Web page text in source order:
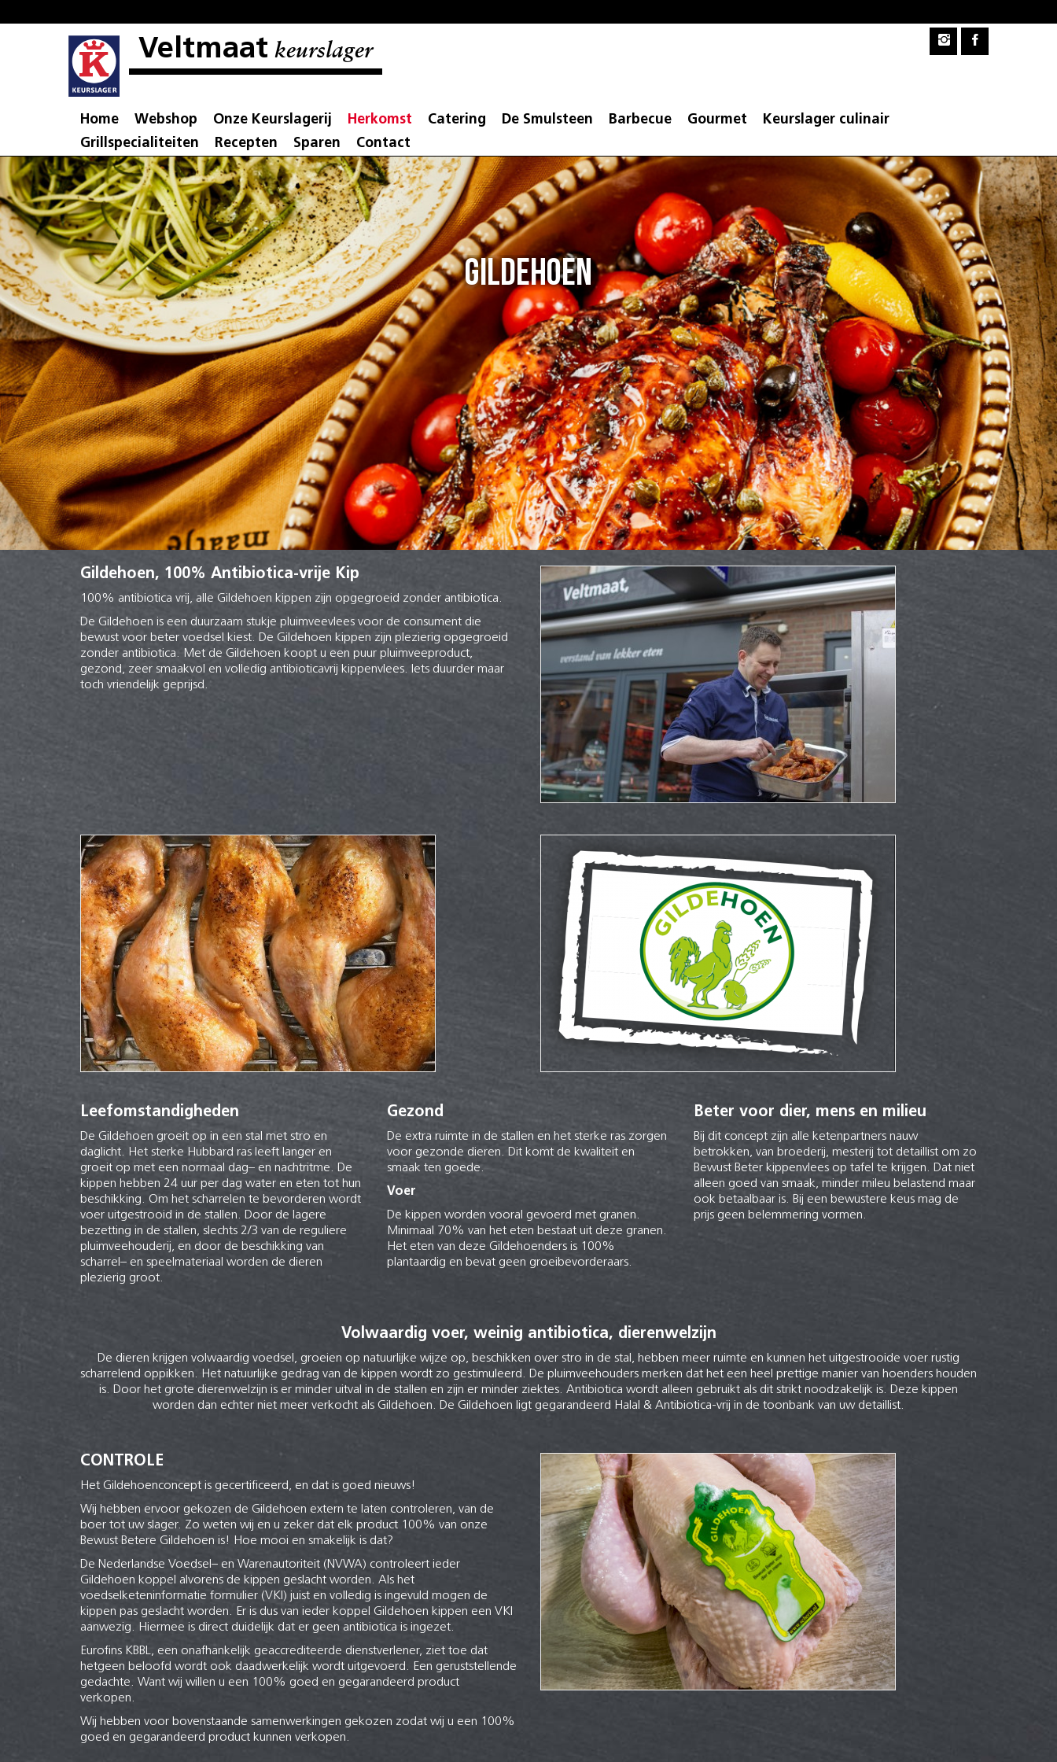
Veltmaat keurslager
Home Webshop Onze Keurslagerij Herkomst Catering De Smulsteen Barbecue Gourmet
Keurslager culinair
Grillspecialiteiten
Recepten Sparen Contact
Gildehoen
Gildehoen, 100% Antibiotica-vrije Kip
100% antibiotica vrij, alle Gildehoen kippen zijn opgegroeid zonder antibiotica.
De Gildehoen is een duurzaam stukje pluimveevlees voor de consument die
bewust voor beter voedsel kiest. De Gildehoen kippen zijn plezierig opgegroeid
zonder antibiotica. Met de Gildehoen koopt u een puur pluimveeproduct,
gezond, zeer smaakvol en volledig antibioticavrij kippenvlees. Iets duurder maar
toch vriendelijk geprijsd.
Leefomstandigheden
De Gildehoen groeit op in een stal met stro en
daglicht. Het sterke Hubbard ras leeft langer en
groeit op met een normaal dag– en nachtritme. De
kippen hebben 24 uur per dag water en eten tot hun
beschikking. Om het scharrelen te bevorderen wordt
voer uitgestrooid in de stallen. Door de lagere
bezetting in de stallen, slechts 2/3 van de reguliere
pluimveehouderij, en door de beschikking van
scharrel– en speelmateriaal worden de dieren
plezierig groot.
Gezond
De extra ruimte in de stallen en het sterke ras zorgen
voor gezonde dieren. Dit komt de kwaliteit en
smaak ten goede.
Voer
De kippen worden vooral gevoerd met granen.
Minimaal 70% van het eten bestaat uit deze granen.
Het eten van deze Gildehoenders is 100%
plantaardig en bevat geen groeibevorderaars.
Beter voor dier, mens en milieu
Bij dit concept zijn alle ketenpartners nauw
betrokken, van broederij, mesterij tot detaillist om zo
Bewust Beter kippenvlees op tafel te krijgen. Dat niet
alleen goed van smaak, minder mileu belastend maar
ook betaalbaar is. Bij een bewustere keus mag de
prijs geen belemmering vormen.
Volwaardig voer, weinig antibiotica, dierenwelzijn
De dieren krijgen volwaardig voedsel, groeien op natuurlijke wijze op, beschikken over stro in de stal, hebben meer ruimte en kunnen het uitgestrooide voer rustig
scharrelend oppikken. Het natuurlijke gedrag van de kippen wordt zo gestimuleerd. De pluimveehouders merken dat het een heel prettige manier van hoenders houden
is. Door het grote dierenwelzijn is er minder uitval in de stallen en zijn er minder ziektes. Antibiotica wordt alleen gebruikt als dit strikt noodzakelijk is. Deze kippen
worden dan echter niet meer verkocht als Gildehoen. De Gildehoen ligt gegarandeerd Halal & Antibiotica-vrij in de toonbank van uw detaillist.
CONTROLE
Het Gildehoenconcept is gecertificeerd, en dat is goed nieuws!
Wij hebben ervoor gekozen de Gildehoen extern te laten controleren, van de
boer tot uw slager. Zo weten wij en u zeker dat elk product 100% van onze
Bewust Betere Gildehoen is! Hoe mooi en smakelijk is dat?
De Nederlandse Voedsel– en Warenautoriteit (NVWA) controleert ieder
Gildehoen koppel alvorens de kippen geslacht worden. Als het
voedselketeninformatie formulier (VKI) juist en volledig is ingevuld mogen de
kippen pas geslacht worden. Er is dus van ieder koppel Gildehoen kippen een VKI
aanwezig. Hiermee is direct duidelijk dat er geen antibiotica is ingezet.
Eurofins KBBL, een onafhankelijk geaccrediteerde dienstverlener, ziet toe dat
hetgeen beloofd wordt ook daadwerkelijk wordt uitgevoerd. Een geruststellende
gedachte. Want wij willen u een 100% goed en gegarandeerd product
verkopen.
Wij hebben voor bovenstaande samenwerkingen gekozen zodat wij u een 100%
goed en gegarandeerd product kunnen verkopen.